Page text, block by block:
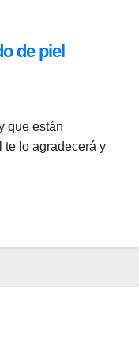
de piel
que están
te lo agradecerá y